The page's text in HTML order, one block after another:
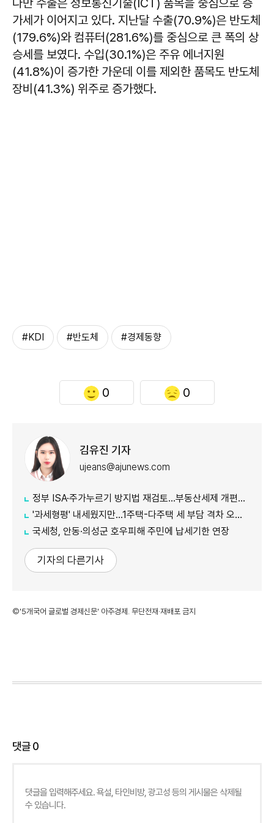
다만 수출은 정보통신기술(ICT) 품목을 중심으로 증
가세가 이어지고 있다. 지난달 수출(70.9%)은 반도체
(179.6%)와 컴퓨터(281.6%)를 중심으로 큰 폭의 상
승세를 보였다. 수입(30.1%)은 주유 에너지원
(41.8%)이 증가한 가운데 이를 제외한 품목도 반도체
장비(41.3%) 위주로 증가했다.
#KDI #반도체 #경제동향
0 0
김유진 기자
ujeans@ajunews.com
정부 ISA·주가누르기 방지법 재검토…부동산세제 개편안도 손질
'과세형평' 내세웠지만…1주택-다주택 세 부담 격차 오히려 커지나
국세청, 안동·의성군 호우피해 주민에 납세기한 연장
기자의 다른기사
©'5개국어 글로벌 경제신문' 아주경제. 무단전재·재배포 금지
댓글0